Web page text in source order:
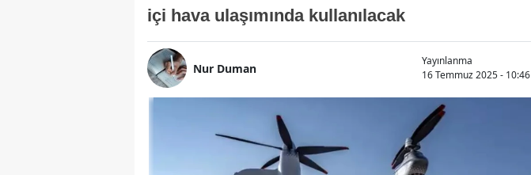
içi hava ulaşımında kullanılacak
Nur Duman
Yayınlanma
16 Temmuz 2025 - 10:46